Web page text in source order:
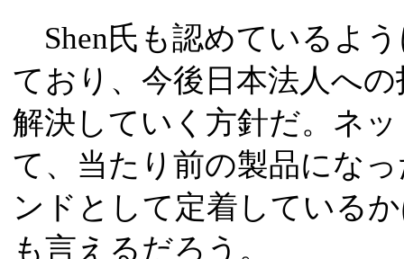
Shen氏も認めているよ
ており、今後日本法人へ
解決していく方針だ。ネ
て、当たり前の製品になっ
ンドとして定着している
も言えるだろう。